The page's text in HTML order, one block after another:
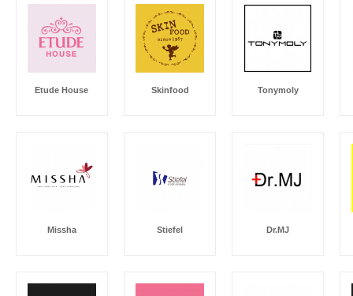
Etude House Skinfood Tonymoly
Missha Stiefel Dr.MJ